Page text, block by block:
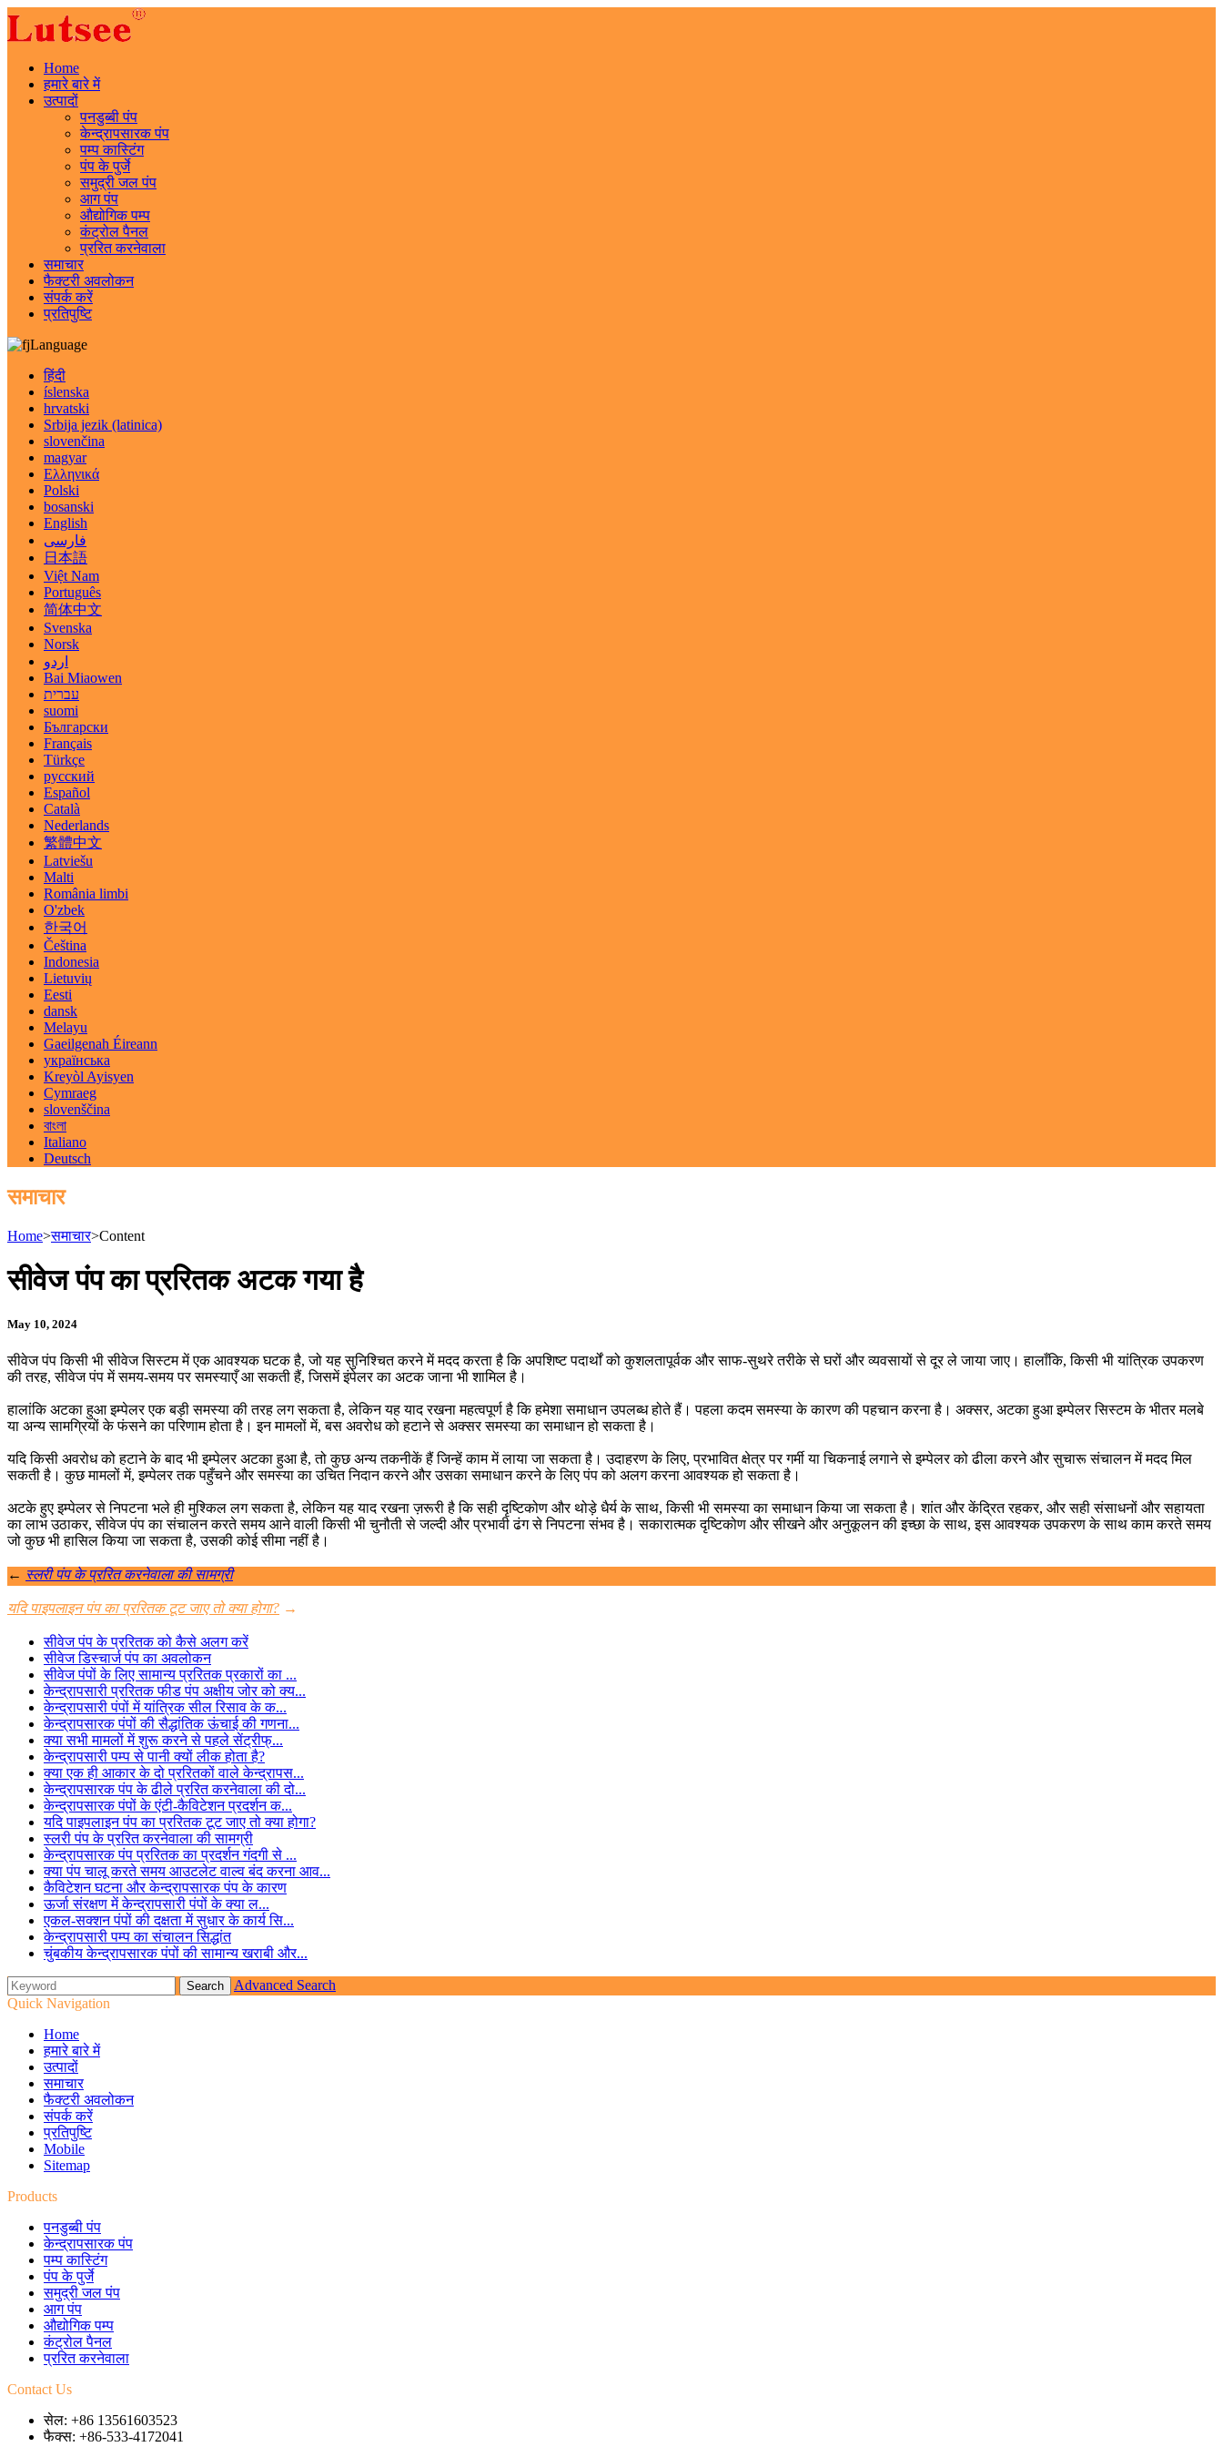
Home
हमारे बारे में
उत्पादों
पनडुब्बी पंप
केन्द्रापसारक पंप
पम्प कास्टिंग
पंप के पुर्जे
समुद्री जल पंप
आग पंप
औद्योगिक पम्प
कंट्रोल पैनल
प्ररित करनेवाला
समाचार
फैक्टरी अवलोकन
संपर्क करें
प्रतिपुष्टि
Language
हिंदी
íslenska
hrvatski
Srbija jezik (latinica)
slovenčina
magyar
Ελληνικά
Polski
bosanski
English
فارسی
日本語
Việt Nam
Português
简体中文
Svenska
Norsk
اردو
Bai Miaowen
עברית
suomi
Български
Français
Türkçe
русский
Español
Català
Nederlands
繁體中文
Latviešu
Malti
România limbi
O'zbek
한국어
Čeština
Indonesia
Lietuvių
Eesti
dansk
Melayu
Gaeilgenah Éireann
українська
Kreyòl Ayisyen
Cymraeg
slovenščina
বাংলা
Italiano
Deutsch
समाचार
Home>समाचार>Content
सीवेज पंप का प्ररितक अटक गया है
May 10, 2024
सीवेज पंप किसी भी सीवेज सिस्टम में एक आवश्यक घटक है, जो यह सुनिश्चित करने में मदद करता है कि अपशिष्ट पदार्थों को कुशलतापूर्वक और साफ-सुथरे तरीके से घरों और व्यवसायों से दूर ले जाया जाए। हालाँकि, किसी भी यांत्रिक उपकरण
की तरह, सीवेज पंप में समय-समय पर समस्याएँ आ सकती हैं, जिसमें इंपेलर का अटक जाना भी शामिल है।
हालांकि अटका हुआ इम्पेलर एक बड़ी समस्या की तरह लग सकता है, लेकिन यह याद रखना महत्वपूर्ण है कि हमेशा समाधान उपलब्ध होते हैं। पहला कदम समस्या के कारण की पहचान करना है। अक्सर, अटका हुआ इम्पेलर सिस्टम के भीतर मलबे
या अन्य सामग्रियों के फंसने का परिणाम होता है। इन मामलों में, बस अवरोध को हटाने से अक्सर समस्या का समाधान हो सकता है।
यदि किसी अवरोध को हटाने के बाद भी इम्पेलर अटका हुआ है, तो कुछ अन्य तकनीकें हैं जिन्हें काम में लाया जा सकता है। उदाहरण के लिए, प्रभावित क्षेत्र पर गर्मी या चिकनाई लगाने से इम्पेलर को ढीला करने और सुचारू संचालन में मदद मिल
सकती है। कुछ मामलों में, इम्पेलर तक पहुँचने और समस्या का उचित निदान करने और उसका समाधान करने के लिए पंप को अलग करना आवश्यक हो सकता है।
अटके हुए इम्पेलर से निपटना भले ही मुश्किल लग सकता है, लेकिन यह याद रखना ज़रूरी है कि सही दृष्टिकोण और थोड़े धैर्य के साथ, किसी भी समस्या का समाधान किया जा सकता है। शांत और केंद्रित रहकर, और सही संसाधनों और सहायता
का लाभ उठाकर, सीवेज पंप का संचालन करते समय आने वाली किसी भी चुनौती से जल्दी और प्रभावी ढंग से निपटना संभव है। सकारात्मक दृष्टिकोण और सीखने और अनुकूलन की इच्छा के साथ, इस आवश्यक उपकरण के साथ काम करते समय
जो कुछ भी हासिल किया जा सकता है, उसकी कोई सीमा नहीं है।
← स्लरी पंप के प्ररित करनेवाला की सामग्री
यदि पाइपलाइन पंप का प्ररितक टूट जाए तो क्या होगा? →
सीवेज पंप के प्ररितक को कैसे अलग करें
सीवेज डिस्चार्ज पंप का अवलोकन
सीवेज पंपों के लिए सामान्य प्ररितक प्रकारों का ...
केन्द्रापसारी प्ररितक फीड पंप अक्षीय जोर को क्य...
केन्द्रापसारी पंपों में यांत्रिक सील रिसाव के क...
केन्द्रापसारक पंपों की सैद्धांतिक ऊंचाई की गणना...
क्या सभी मामलों में शुरू करने से पहले सेंट्रीफ्...
केन्द्रापसारी पम्प से पानी क्यों लीक होता है?
क्या एक ही आकार के दो प्ररितकों वाले केन्द्रापस...
केन्द्रापसारक पंप के ढीले प्ररित करनेवाला की दो...
केन्द्रापसारक पंपों के एंटी-कैविटेशन प्रदर्शन क...
यदि पाइपलाइन पंप का प्ररितक टूट जाए तो क्या होगा?
स्लरी पंप के प्ररित करनेवाला की सामग्री
केन्द्रापसारक पंप प्ररितक का प्रदर्शन गंदगी से ...
क्या पंप चालू करते समय आउटलेट वाल्व बंद करना आव...
कैविटेशन घटना और केन्द्रापसारक पंप के कारण
ऊर्जा संरक्षण में केन्द्रापसारी पंपों के क्या ल...
एकल-सक्शन पंपों की दक्षता में सुधार के कार्य सि...
केन्द्रापसारी पम्प का संचालन सिद्धांत
चुंबकीय केन्द्रापसारक पंपों की सामान्य खराबी और...
Advanced Search
Quick Navigation
Home
हमारे बारे में
उत्पादों
समाचार
फैक्टरी अवलोकन
संपर्क करें
प्रतिपुष्टि
Mobile
Sitemap
Products
पनडुब्बी पंप
केन्द्रापसारक पंप
पम्प कास्टिंग
पंप के पुर्जे
समुद्री जल पंप
आग पंप
औद्योगिक पम्प
कंट्रोल पैनल
प्ररित करनेवाला
Contact Us
सेल: +86 13561603523
फैक्स: +86-533-4172041